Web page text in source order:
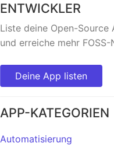
ENTWICKLER
Liste deine Open-Source
und erreiche mehr FOSS-
Deine App listen
APP-KATEGORIEN
Automatisierung